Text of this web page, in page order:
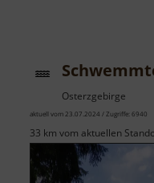
Osterzgebirge
aktuell vom 23.07.2024 / Zugriffe: 6940
33 km vom aktuellen